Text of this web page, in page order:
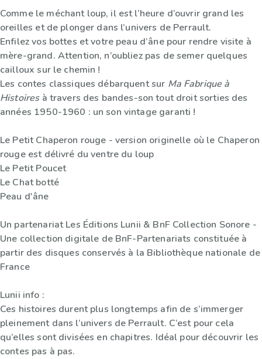
Comme le méchant loup, il est l’heure d’ouvrir grand les
oreilles et de plonger dans l’univers de Perrault.
Enfilez vos bottes et votre peau d’âne pour rendre visite à
mère-grand. Attention, n’oubliez pas de semer quelques
cailloux sur le chemin !
Les contes classiques débarquent sur Ma Fabrique à
Histoiresà travers des bandes-son tout droit sorties des
années 1950-1960 : un son vintage garanti !
Le Petit Chaperon rouge - version originelle où le Chaperon
rouge est délivré du ventre du loup
Le Petit Poucet
Le Chat botté
Peau d'âne
Un partenariat Les Éditions Lunii & BnF Collection Sonore -
Une collection digitale de BnF-Partenariats constituée à
partir des disques conservés à la Bibliothèque nationale de
France
Lunii info :
Ces histoires durent plus longtemps afin de s’immerger
pleinement dans l’univers de Perrault. C’est pour cela
qu’elles sont divisées en chapitres. Idéal pour découvrir les
contes pas à pas.